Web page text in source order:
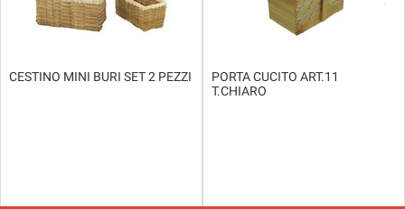
CESTINO MINI BURI SET 2 PEZZI
PORTA CUCITO ART.11
T.CHIARO